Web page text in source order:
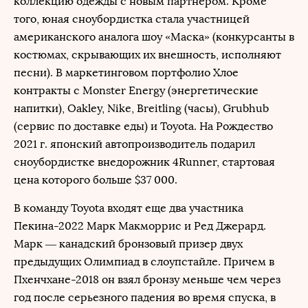
того, юная сноубордистка стала участницей
американского аналога шоу «Маска» (конкурсанты в
костюмах, скрывающих их внешность, исполняют
песни). В маркетинговом портфолио Хлое
контракты с Monster Energy (энергетические
напитки), Oakley, Nike, Breitling (часы), Grubhub
(сервис по доставке еды) и Toyota. На Рождество
2021 г. японский автопроизводитель подарил
сноубордистке внедорожник 4Runner, стартовая
цена которого больше $37 000.
В команду Toyota входят еще два участника
Пекина-2022 Марк Макморрис и Ред Джерард.
Марк — канадский бронзовый призер двух
предыдущих Олимпиад в слоупстайле. Причем в
Пхенчхане-2018 он взял бронзу меньше чем через
год после серьезного падения во время спуска, в